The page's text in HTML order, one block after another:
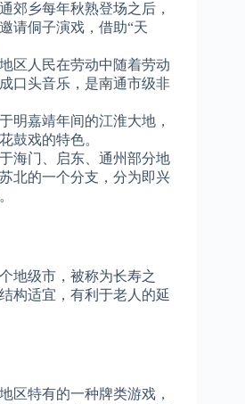
郊乡每年秋熟登场之后，
请侗子演戏，借助“天
区人民在劳动中随着劳动
口头音乐，是南通市级非
明嘉靖年间的江淮大地，
鼓戏的特色。
海门、启东、通州部分地
北的一个分支，分为即兴
地级市，被称为长寿之
构适宜，有利于老人的延
区特有的一种牌类游戏，